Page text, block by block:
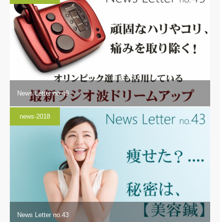
News Letter no.49
news-2018
News Letter no.43